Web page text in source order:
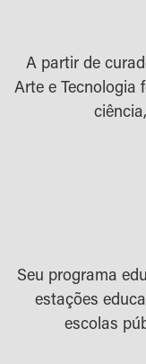
A partir de
Arte e Tecnologia
Seu programa
estações
escolas